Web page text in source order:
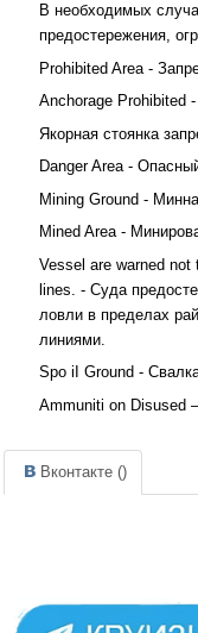
В необходимых
предостережения,
Prohibited Area -
Anchorage Prohibited
Якорная стоянка
Danger Area -
Mining Ground -
Mined Area -
Vessel are warned
lines. - Суда
ловли в пределах
линиями.
Spo iI Ground -
Ammuniti on Disused
Вконтакте ()